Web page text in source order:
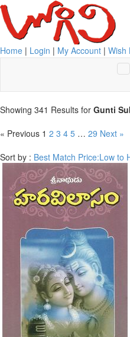
Home | Login | My Account | Wish
Showing 341 Results for Gunti
« Previous 1 2 3 4 5 … 29 Next »
Sort by : Best Match Price:Low to